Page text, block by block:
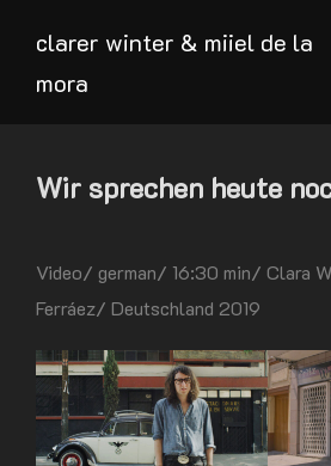
content
clarer winter & miiel de la
mora
Wir sprechen heute
Video/ german/ 16:30 min/ Clara
Ferráez/ Deutschland 2019